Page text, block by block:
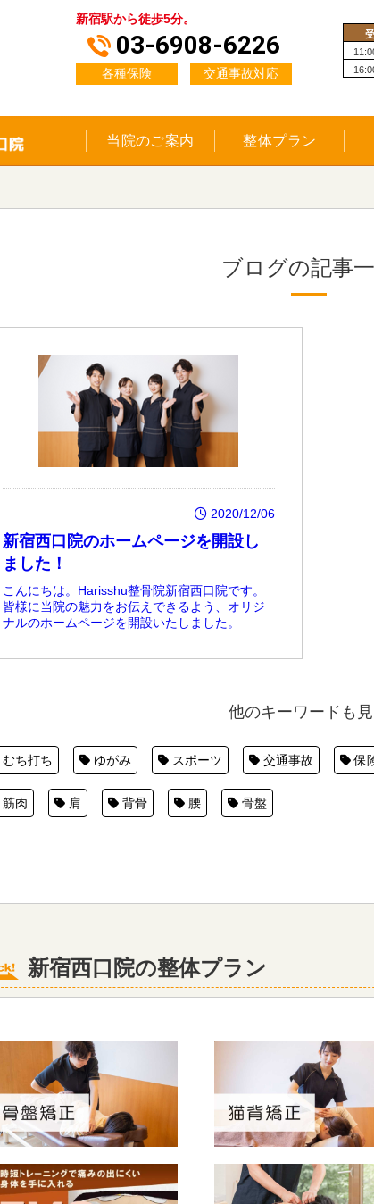
新宿駅から徒歩5分。
03-6908-6226
各種保険 交通事故対応
当院のご案内 整体プラン
ブログの記事
2020/12/06
新宿西口院のホームページを開設し
ました！
こんにちは。Harisshu整骨院新宿西口院です。
皆様に当院の魅力をお伝えできるよう、オリジ
ナルのホームページを開設いたしました。
他のキーワードも
むち打ち ゆがみ スポーツ 交通事故 保
筋肉 肩 背骨 腰 骨盤
新宿西口院の整体プラン